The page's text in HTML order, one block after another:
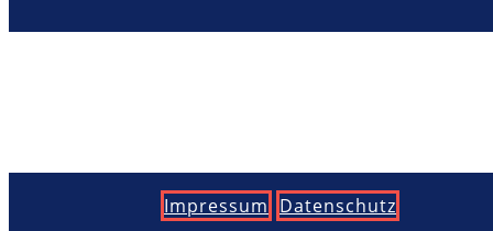
Impressum Datenschutz